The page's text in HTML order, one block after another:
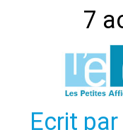
7
Ecrit